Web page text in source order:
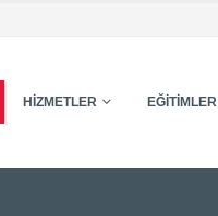
HIZMETLER EĞITIMLER